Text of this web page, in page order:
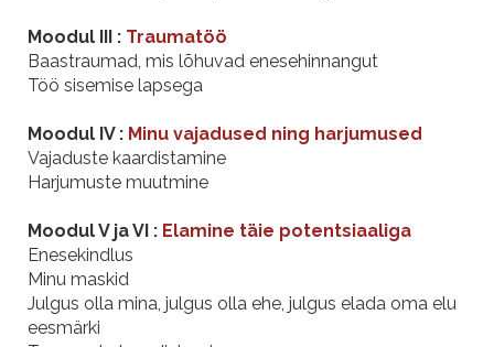
Moodul III : Traumatöö
Baastraumad, mis lõhuvad enesehinnangut
Töö sisemise lapsega
Moodul IV : Minu vajadused ning harjumused
Vajaduste kaardistamine
Harjumuste muutmine
Moodul V ja VI : Elamine täie potentsiaaliga
Enesekindlus
Minu maskid
Julgus olla mina, julgus olla ehe, julgus elada oma elu
eesmärki